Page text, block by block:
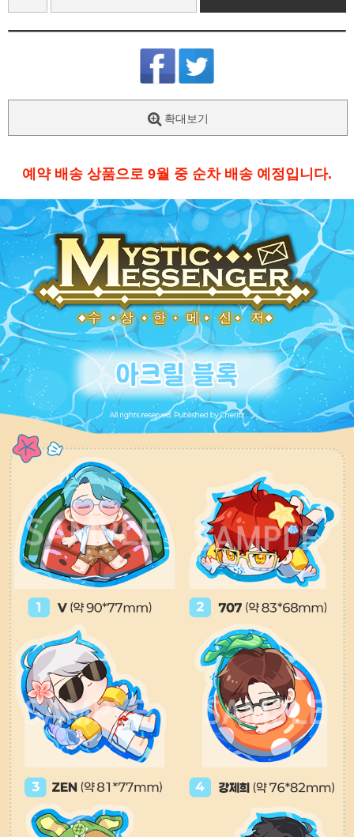
확대보기
예약 배송 상품으로 9월 중 순차 배송 예정입니다.